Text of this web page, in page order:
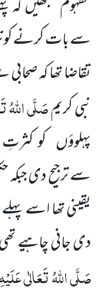
مفہوم سمجھیںکہ
سے بات کرنے کو
تقاضا تھا کہ
نبی کریمصَلَّی اللّٰہُ
پہلوؤں کو
سےترجیح دی جبکہ
یقینی تھا اسے
دی جانی چاہیے
صَلَّی اللّٰہُ تَعَالٰی